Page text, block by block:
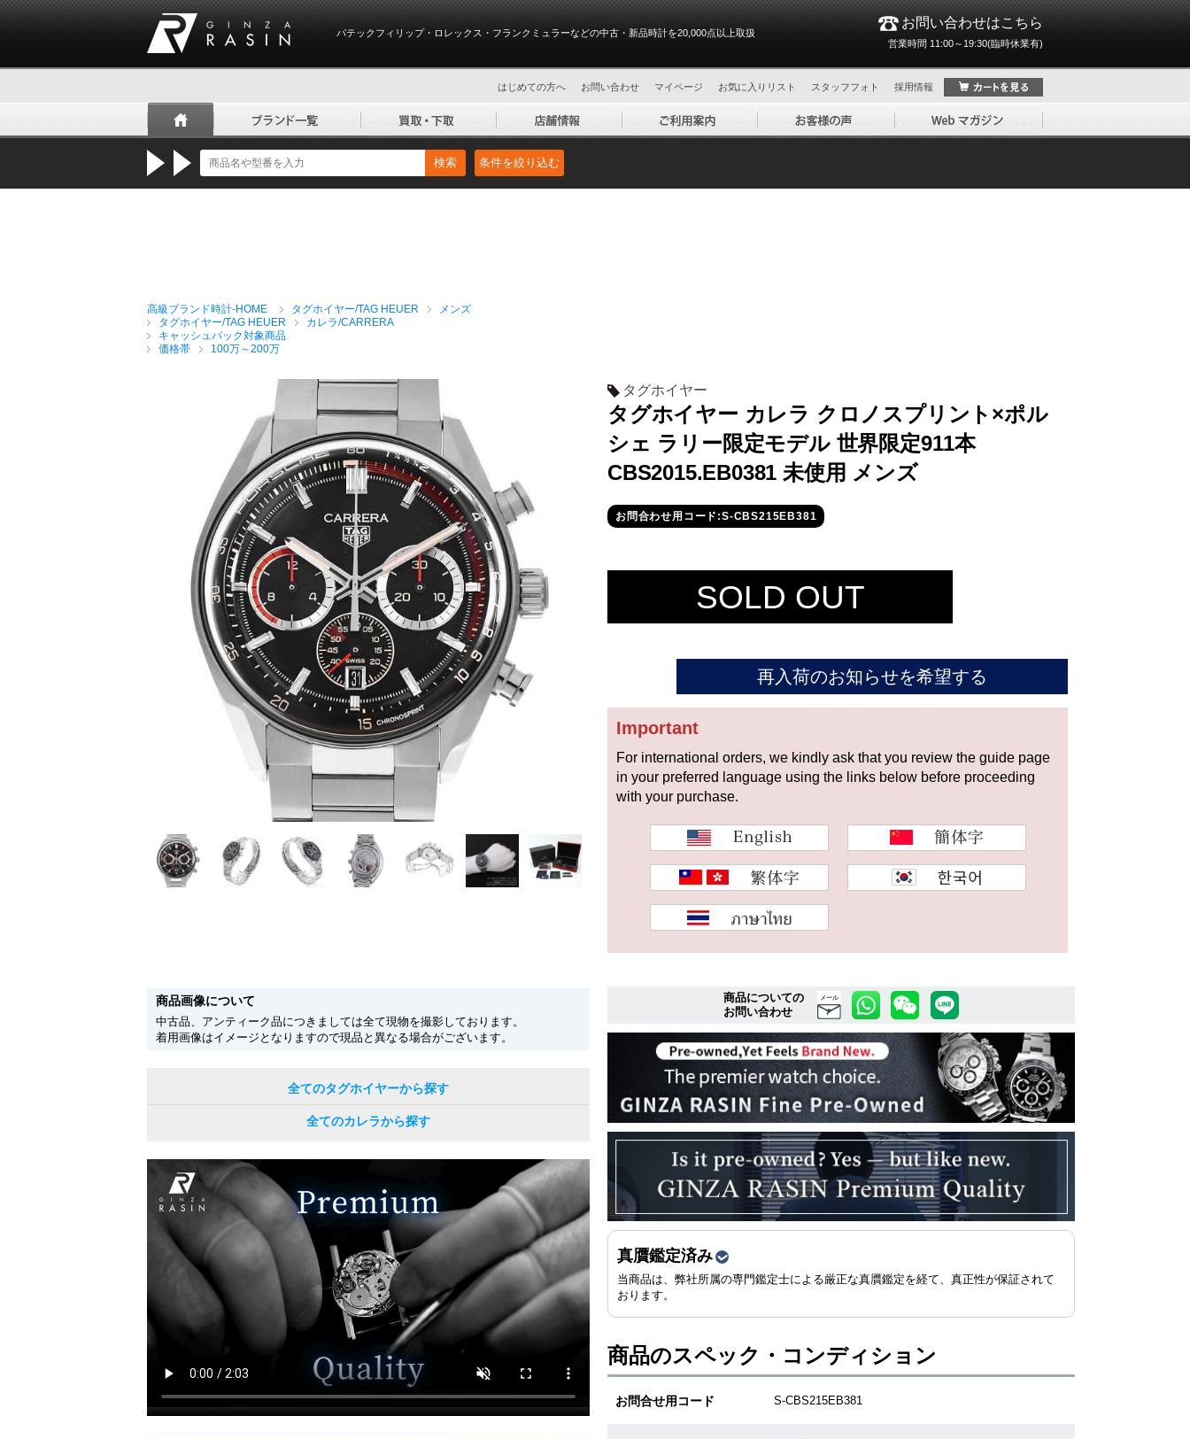
パテックフィリップ・ロレックス・フランクミュラーなどの中古・新品時計を20,000点以上取扱
お問い合わせはこちら
営業時間 11:00～19:30(臨時休業有)
はじめての方へ お問い合わせ マイページ お気に入りリスト スタッフフォト 採用情報
検索 条件を絞り込む
高級ブランド時計-HOME タグホイヤー/TAG HEUER
メンズ
タグホイヤー/TAG HEUER
カレラ/CARRERA
キャッシュバック対象商品
価格帯
100万～200万
タグホイヤー
タグホイヤー カレラ クロノスプリント×ポル
シェ ラリー限定モデル 世界限定911本
CBS2015.EB0381 未使用 メンズ
お問合わせ用コード:S-CBS215EB381
SOLD OUT
再入荷のお知らせを希望する
Important
For international orders, we kindly ask that you review the guide page
in your preferred language using the links below before proceeding
with your purchase.
商品画像について
中古品、アンティーク品につきましては全て現物を撮影しております。
着用画像はイメージとなりますので現品と異なる場合がございます。
全てのタグホイヤーから探す
全てのカレラから探す
商品についての
お問い合わせ
メール
真贋鑑定済み
当商品は、弊社所属の専門鑑定士による厳正な真贋鑑定を経て、真正性が保証されて
おります。
商品のスペック・コンディション
お問合せ用コード S-CBS215EB381